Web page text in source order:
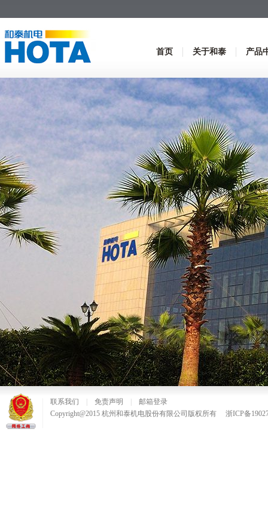
首页 关于和泰 产品
联系我们 免责声明
邮箱登录
Copyright@2015 杭州和泰机电股份有限公司版权所有
浙ICP备